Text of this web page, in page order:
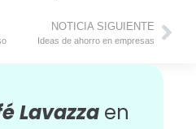
NOTICIA SIGUIENTE
Ideas de ahorro en empresas
Lavazza en